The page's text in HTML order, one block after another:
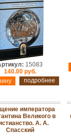
15083
140.00 руб.
подробнее
императора
Великого в
А. А.
Спасский